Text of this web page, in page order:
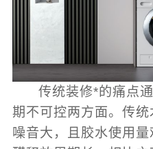
传统装修*的痛点
期不可控两方面。传
噪音大，且胶水使用